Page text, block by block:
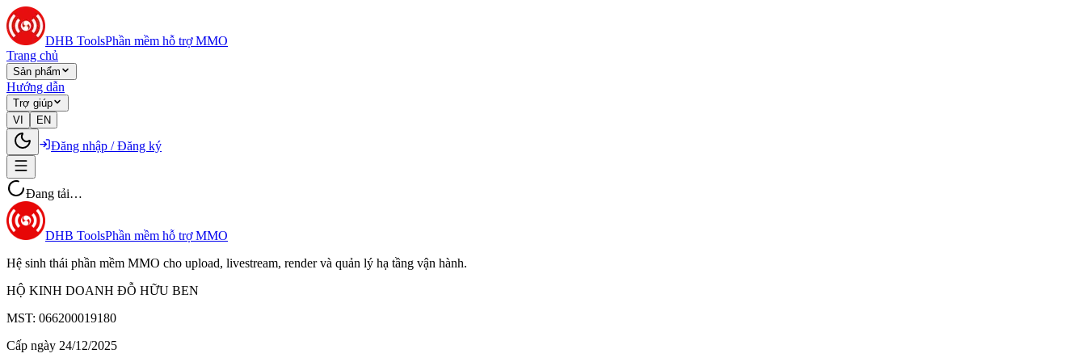
DHB ToolsPhần mềm hỗ trợ MMO
Trang chủ
Sản phẩm
Hướng dẫn
Trợ giúp
VI
EN
Đăng nhập / Đăng ký
Đang tải…
DHB ToolsPhần mềm hỗ trợ MMO
Hệ sinh thái phần mềm MMO cho upload, livestream, render và quản lý hạ tầng vận hành.
HỘ KINH DOANH ĐỖ HỮU BEN
MST: 066200019180
Cấp ngày 24/12/2025